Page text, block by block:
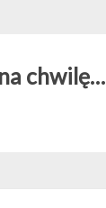
chwilę…